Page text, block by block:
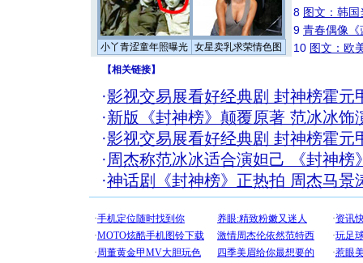
小丫青涩童年照曝光 女星卖乳求荣情色图
8 图文：韩
9 青春偶像《
10 图文：欧
【相关链接】
·影视交易展看好经典剧 封神榜霍元
·新版《封神榜》颠覆原著 范冰冰
·影视交易展看好经典剧 封神榜霍元
·周杰称范冰冰适合演妲己 《封神榜
·神话剧《封神榜》正热拍 周杰马景